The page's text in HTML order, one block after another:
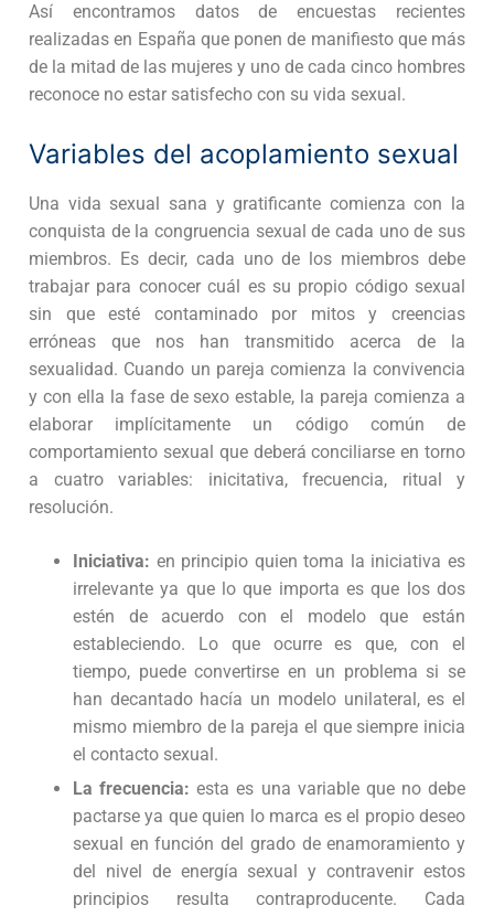
Así encontramos datos de encuestas recientes
realizadas en España que ponen de manifiesto que más
de la mitad de las mujeres y uno de cada cinco hombres
reconoce no estar satisfecho con su vida sexual.
Variables del acoplamiento sexual
Una vida sexual sana y gratificante comienza con la
conquista de la congruencia sexual de cada uno de sus
miembros. Es decir, cada uno de los miembros debe
trabajar para conocer cuál es su propio código sexual
sin que esté contaminado por mitos y creencias
erróneas que nos han transmitido acerca de la
sexualidad. Cuando un pareja comienza la convivencia
y con ella la fase de sexo estable, la pareja comienza a
elaborar implícitamente un código común de
comportamiento sexual que deberá conciliarse en torno
a cuatro variables: inicitativa, frecuencia, ritual y
resolución.
Iniciativa: en principio quien toma la iniciativa es
irrelevante ya que lo que importa es que los dos
estén de acuerdo con el modelo que están
estableciendo. Lo que ocurre es que, con el
tiempo, puede convertirse en un problema si se
han decantado hacía un modelo unilateral, es el
mismo miembro de la pareja el que siempre inicia
el contacto sexual.
La frecuencia: esta es una variable que no debe
pactarse ya que quien lo marca es el propio deseo
sexual en función del grado de enamoramiento y
del nivel de energía sexual y contravenir estos
principios resulta contraproducente. Cada